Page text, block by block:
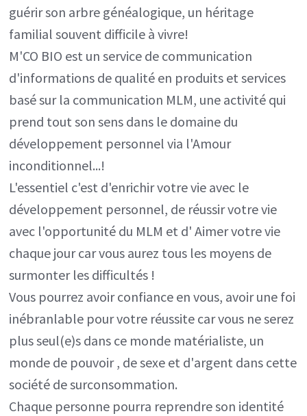
guérir son arbre généalogique, un héritage
familial souvent difficile à vivre!
M'CO BIO est un service de communication
d'informations de qualité en produits et services
basé sur la communication MLM, une activité qui
prend tout son sens dans le domaine du
développement personnel via l'Amour
inconditionnel...!
L'essentiel c'est d'enrichir votre vie avec le
développement personnel, de réussir votre vie
avec l'opportunité du MLM et d' Aimer votre vie
chaque jour car vous aurez tous les moyens de
surmonter les difficultés !
Vous pourrez avoir confiance en vous, avoir une foi
inébranlable pour votre réussite car vous ne serez
plus seul(e)s dans ce monde matérialiste, un
monde de pouvoir , de sexe et d'argent dans cette
société de surconsommation.
Chaque personne pourra reprendre son identité